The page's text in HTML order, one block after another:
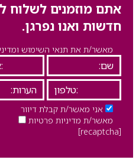
אתם מוזמנים לשלוח
חדשות ואנו נפרגן.
מאשר/ת את תנאי השימוש
אני מאשר/ת קבלת דיוור
מאשר/ת מדיניות פרטיות
[recaptcha]